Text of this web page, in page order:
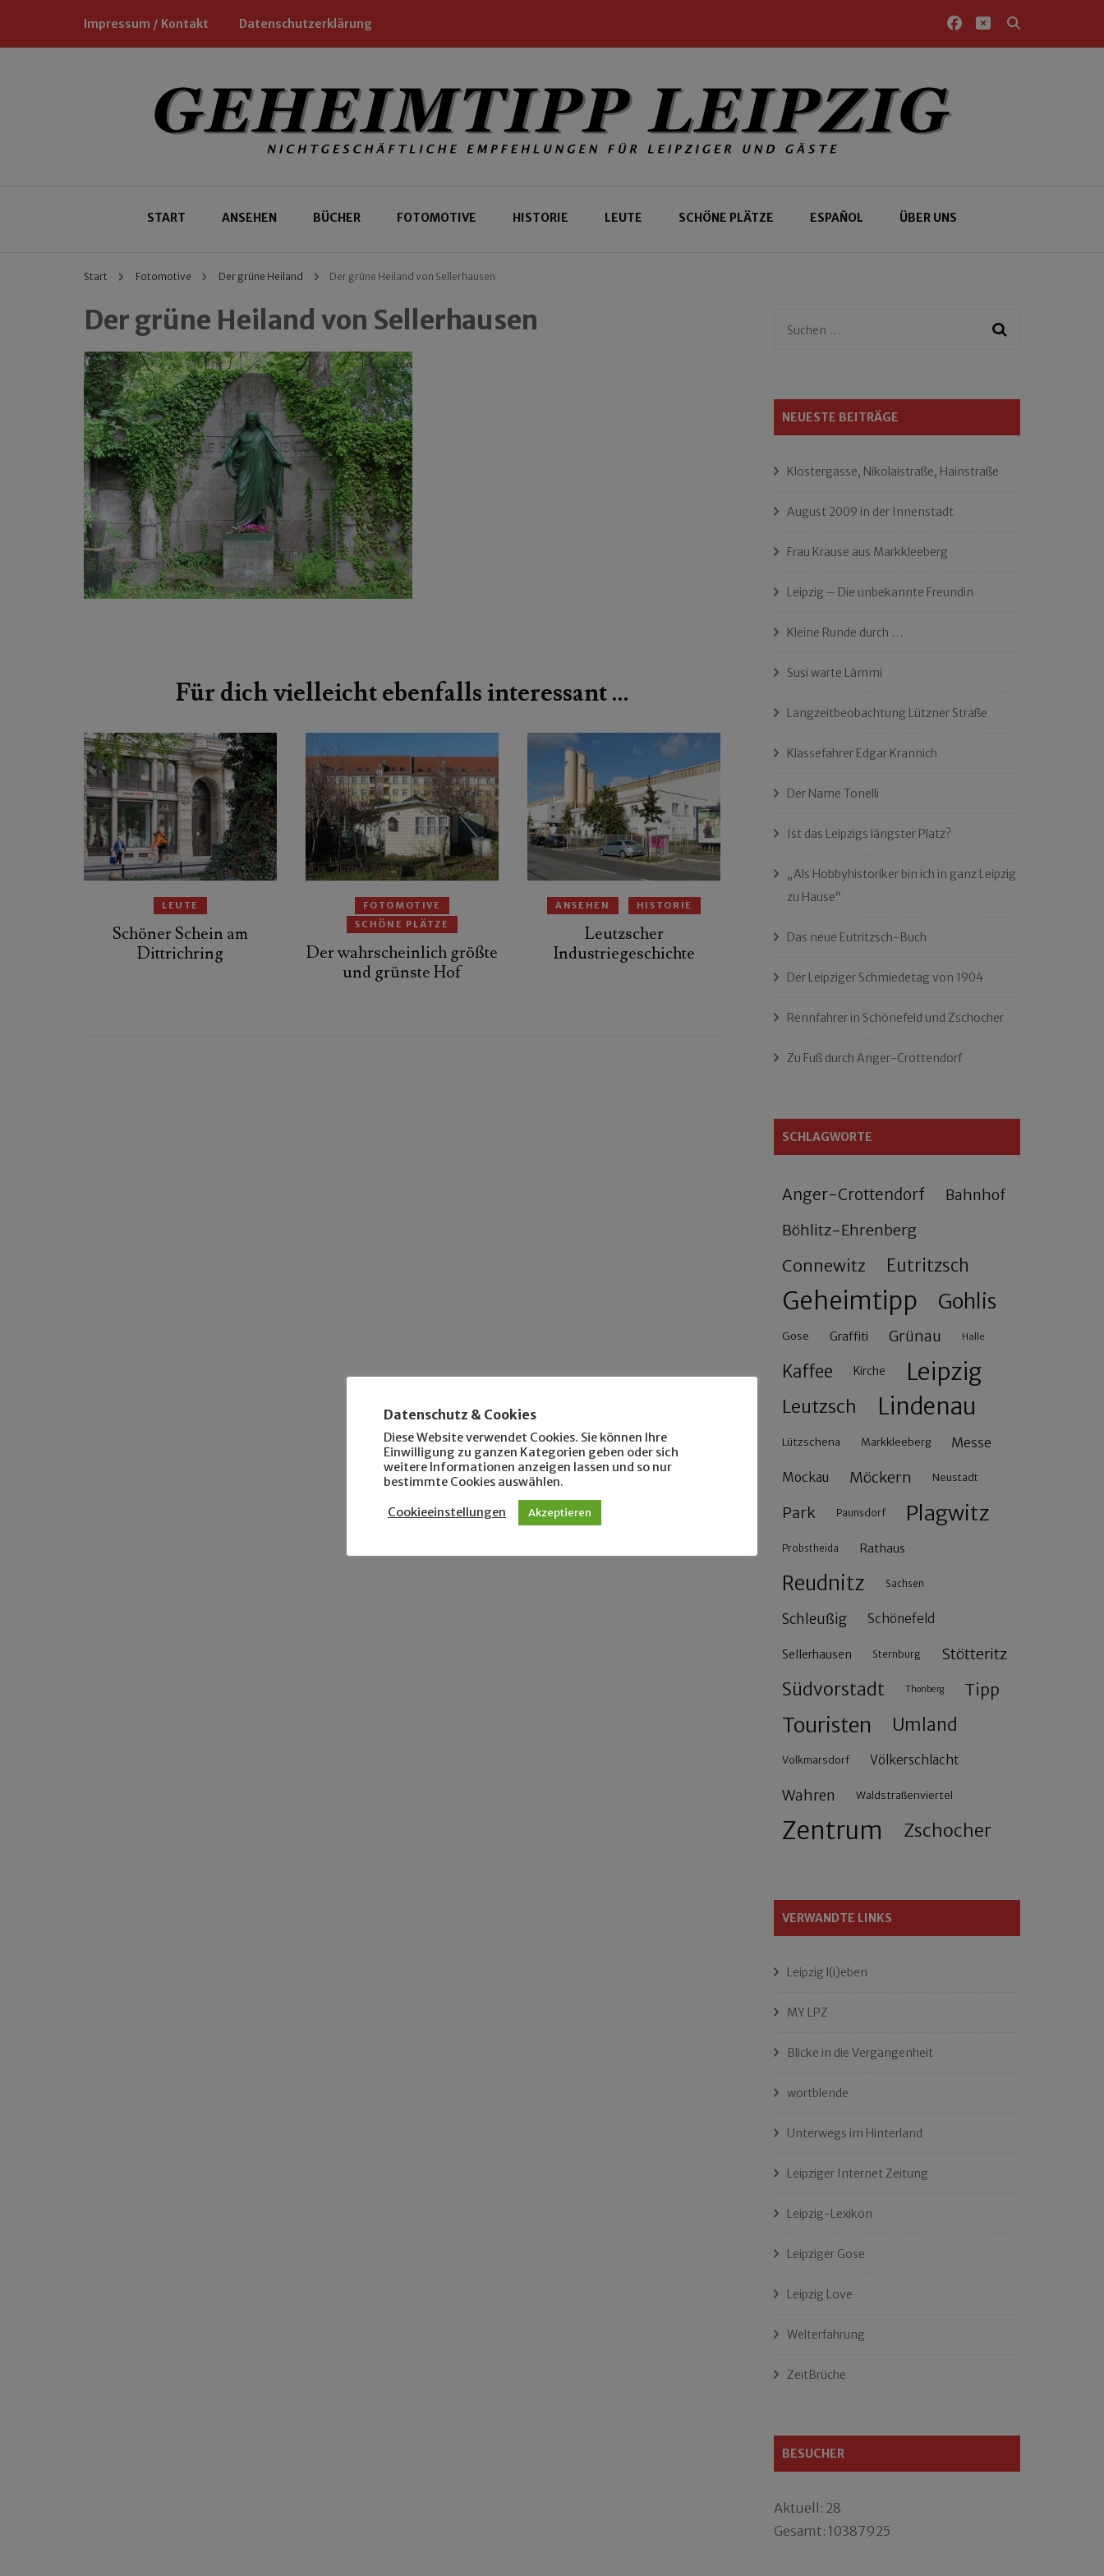
Impressum / Kontakt Datenschutzerklärung
Geheimtipp Leipzig
START ANSEHEN BÜCHER FOTOMOTIVE HISTORIE LEUTE SCHÖNE PLÄTZE ESPAÑOL ÜBER UNS
Start Fotomotive Der grüne Heiland Der grüne Heiland von Sellerhausen
Der grüne Heiland von Sellerhausen
Für dich vielleicht ebenfalls interessant …
LEUTE
Schöner Schein am
Dittrichring
FOTOMOTIVE
SCHÖNE PLÄTZE
Der wahrscheinlich größte
und grünste Hof
ANSEHEN HISTORIE
Leutzscher
Industriegeschichte
Suchen
NEUESTE BEITRÄGE
Klostergasse, Nikolaistraße, Hainstraße
August 2009 in der Innenstadt
Frau Krause aus Markkleeberg
Leipzig – Die unbekannte Freundin
Kleine Runde durch …
Susi warte Lämmi
Langzeitbeobachtung Lützner Straße
Klassefahrer Edgar Krannich
Der Name Tonelli
Ist das Leipzigs längster Platz?
„Als Hobbyhistoriker bin ich in ganz Leipzig
zu Hause“
Das neue Eutritzsch-Buch
Der Leipziger Schmiedetag von 1904
Rennfahrer in Schönefeld und Zschocher
Zu Fuß durch Anger-Crottendorf
SCHLAGWORTE
Anger-Crottendorf Bahnhof
Böhlitz-Ehrenberg
Connewitz Eutritzsch
Geheimtipp Gohlis
Gose Graffiti Grünau Halle
Kaffee Kirche Leipzig
Leutzsch Lindenau
Lützschena Markkleeberg Messe
Mockau Möckern Neustadt
Park Paunsdorf Plagwitz
Probstheida Rathaus
Reudnitz Sachsen
Schleußig Schönefeld
Sellerhausen Sternburg Stötteritz
Südvorstadt Thonberg Tipp
Touristen Umland
Volkmarsdorf Völkerschlacht
Wahren Waldstraßenviertel
Zentrum Zschocher
VERWANDTE LINKS
Leipzig l(i)eben
MY LPZ
Blicke in die Vergangenheit
wortblende
Unterwegs im Hinterland
Leipziger Internet Zeitung
Leipzig-Lexikon
Leipziger Gose
Leipzig Love
Welterfahrung
ZeitBrüche
BESUCHER
Aktuell: 28
Gesamt: 10387925
Datenschutz & Cookies
Diese Website verwendet Cookies. Sie können Ihre
Einwilligung zu ganzen Kategorien geben oder sich
weitere Informationen anzeigen lassen und so nur
bestimmte Cookies auswählen.
Cookieeinstellungen Akzeptieren